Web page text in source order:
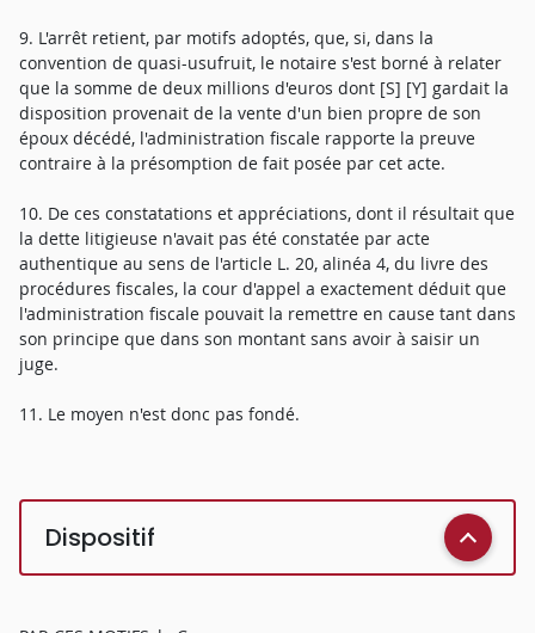
9. L'arrêt retient, par motifs adoptés, que, si, dans la
convention de quasi-usufruit, le notaire s'est borné à relater
que la somme de deux millions d'euros dont [S] [Y] gardait la
disposition provenait de la vente d'un bien propre de son
époux décédé, l'administration fiscale rapporte la preuve
contraire à la présomption de fait posée par cet acte.
10. De ces constatations et appréciations, dont il résultait que
la dette litigieuse n'avait pas été constatée par acte
authentique au sens de l'article L. 20, alinéa 4, du livre des
procédures fiscales, la cour d'appel a exactement déduit que
l'administration fiscale pouvait la remettre en cause tant dans
son principe que dans son montant sans avoir à saisir un
juge.
11. Le moyen n'est donc pas fondé.
Dispositif